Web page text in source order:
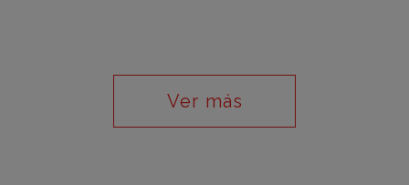
Ver más